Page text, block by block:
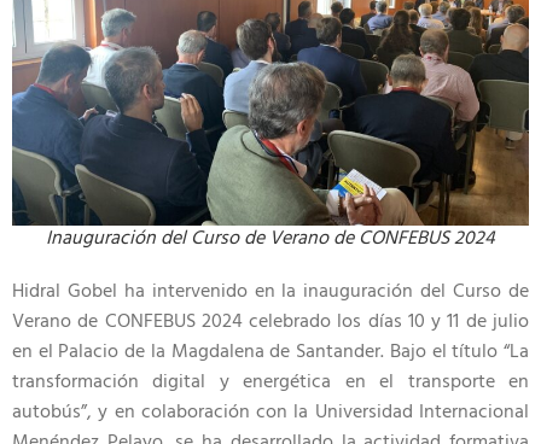
Inauguración del Curso de Verano de CONFEBUS 2024
Hidral Gobel ha intervenido en la inauguración del Curso de
Verano de CONFEBUS 2024 celebrado los días 10 y 11 de julio
en el Palacio de la Magdalena de Santander. Bajo el título “La
transformación digital y energética en el transporte en
autobús”, y en colaboración con la Universidad Internacional